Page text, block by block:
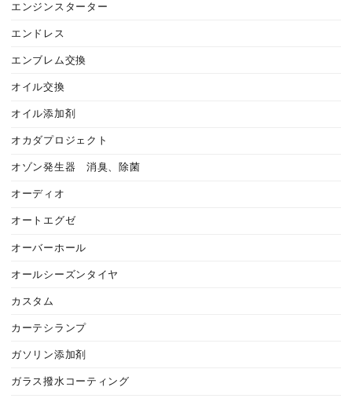
エンジンスターター
エンドレス
エンブレム交換
オイル交換
オイル添加剤
オカダプロジェクト
オゾン発生器 消臭、除菌
オーディオ
オートエグゼ
オーバーホール
オールシーズンタイヤ
カスタム
カーテシランプ
ガソリン添加剤
ガラス撥水コーティング